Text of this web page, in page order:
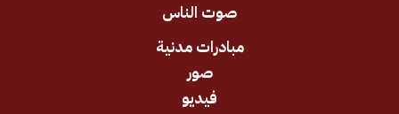
صوت الناس
مبادرات مدنية